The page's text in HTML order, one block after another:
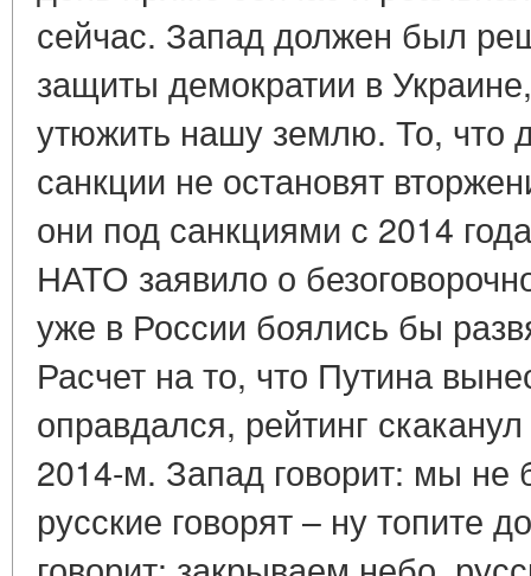
сейчас. Запад должен был
защиты демократии в
утюжить нашу землю. То, что
санкции не остановят
они под санкциями с 2014
НАТО заявило о
уже в России боялись бы
Расчет на то, что Путина
оправдался, рейтинг
2014-м. Запад говорит: мы не
русские говорят – ну топите